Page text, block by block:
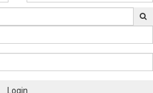
Login